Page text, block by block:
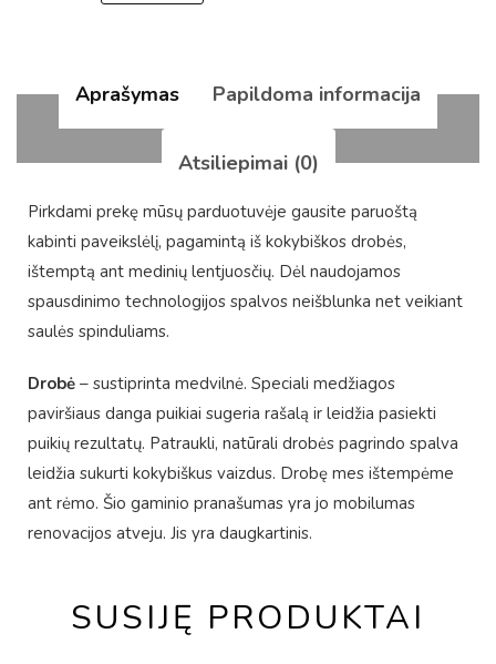
Aprašymas Papildoma informacija
Atsiliepimai (0)
Pirkdami prekę mūsų parduotuvėje gausite paruoštą
kabinti paveikslėlį, pagamintą iš kokybiškos drobės,
ištemptą ant medinių lentjuosčių. Dėl naudojamos
spausdinimo technologijos spalvos neišblunka net veikiant
saulės spinduliams.
Drobė – sustiprinta medvilnė. Speciali medžiagos
paviršiaus danga puikiai sugeria rašalą ir leidžia pasiekti
puikių rezultatų. Patraukli, natūrali drobės pagrindo spalva
leidžia sukurti kokybiškus vaizdus. Drobę mes ištempėme
ant rėmo. Šio gaminio pranašumas yra jo mobilumas
renovacijos atveju. Jis yra daugkartinis.
SUSIJĘ PRODUKTAI